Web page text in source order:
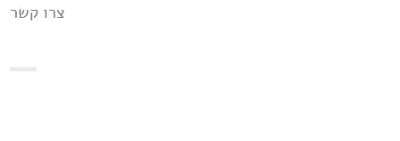
צרו קשר